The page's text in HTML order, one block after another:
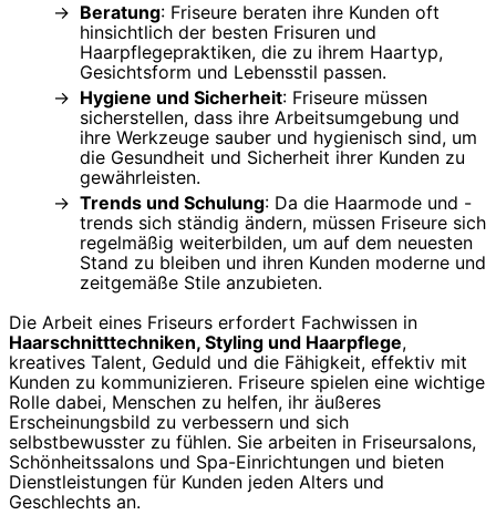
Beratung: Friseure beraten ihre Kunden oft
hinsichtlich der besten Frisuren und
Haarpflegepraktiken, die zu ihrem Haartyp,
Gesichtsform und Lebensstil passen.
Hygiene und Sicherheit: Friseure müssen
sicherstellen, dass ihre Arbeitsumgebung und
ihre Werkzeuge sauber und hygienisch sind, um
die Gesundheit und Sicherheit ihrer Kunden zu
gewährleisten.
Trends und Schulung: Da die Haarmode und -
trends sich ständig ändern, müssen Friseure sich
regelmäßig weiterbilden, um auf dem neuesten
Stand zu bleiben und ihren Kunden moderne und
zeitgemäße Stile anzubieten.
Die Arbeit eines Friseurs erfordert Fachwissen in
Haarschnitttechniken, Styling und Haarpflege,
kreatives Talent, Geduld und die Fähigkeit, effektiv mit
Kunden zu kommunizieren. Friseure spielen eine wichtige
Rolle dabei, Menschen zu helfen, ihr äußeres
Erscheinungsbild zu verbessern und sich
selbstbewusster zu fühlen. Sie arbeiten in Friseursalons,
Schönheitssalons und Spa-Einrichtungen und bieten
Dienstleistungen für Kunden jeden Alters und
Geschlechts an.